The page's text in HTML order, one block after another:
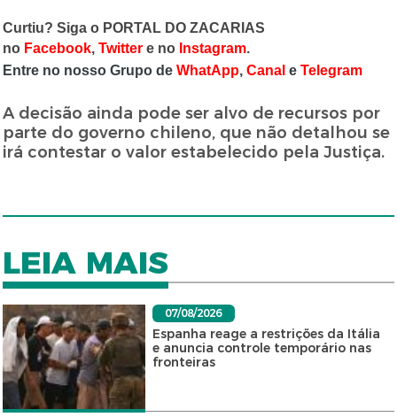
Curtiu? Siga o PORTAL DO ZACARIAS
no Facebook,Twitter e no Instagram.
Entre no nosso Grupo deWhatApp,Canal eTelegram
A decisão ainda pode ser alvo de recursos por
parte do governo chileno, que não detalhou se
irá contestar o valor estabelecido pela Justiça.
LEIA MAIS
07/08/2026
Espanha reage a restrições da Itália
e anuncia controle temporário nas
fronteiras